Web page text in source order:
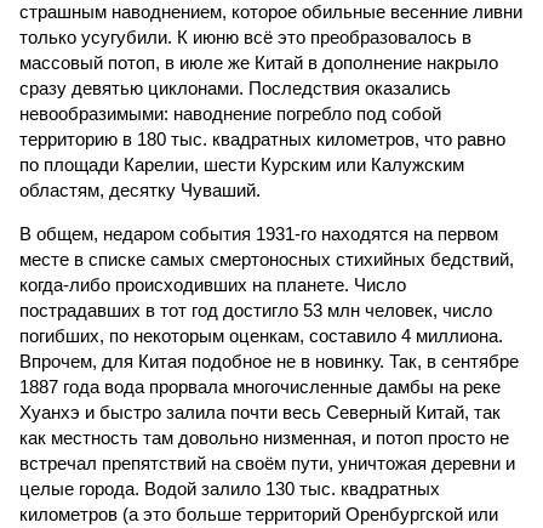
страшным наводнением, которое обильные весенние ливни
только усугубили. К июню всё это преобразовалось в
массовый потоп, в июле же Китай в дополнение накрыло
сразу девятью циклонами. Последствия оказались
невообразимыми: наводнение погребло под собой
территорию в 180 тыс. квадратных километров, что равно
по площади Карелии, шести Курским или Калужским
областям, десятку Чуваший.
В общем, недаром события 1931-го находятся на первом
месте в списке самых смертоносных стихийных бедствий,
когда-либо происходивших на планете. Число
пострадавших в тот год достигло 53 млн человек, число
погибших, по некоторым оценкам, составило 4 миллиона.
Впрочем, для Китая подобное не в новинку. Так, в сентябре
1887 года вода прорвала многочисленные дамбы на реке
Хуанхэ и быстро залила почти весь Северный Китай, так
как местность там довольно низменная, и потоп просто не
встречал препятствий на своём пути, уничтожая деревни и
целые города. Водой залило 130 тыс. квадратных
километров (а это больше территорий Оренбургской или